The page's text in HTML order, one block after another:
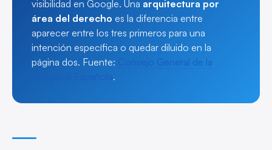
visibilidad en Google. Una arquitectura por
área del derecho es la diferencia entre
aparecer entre los tres primeros para una
intención específica o quedar diluido en la
página dos. Fuente:
Consejo General de la
.